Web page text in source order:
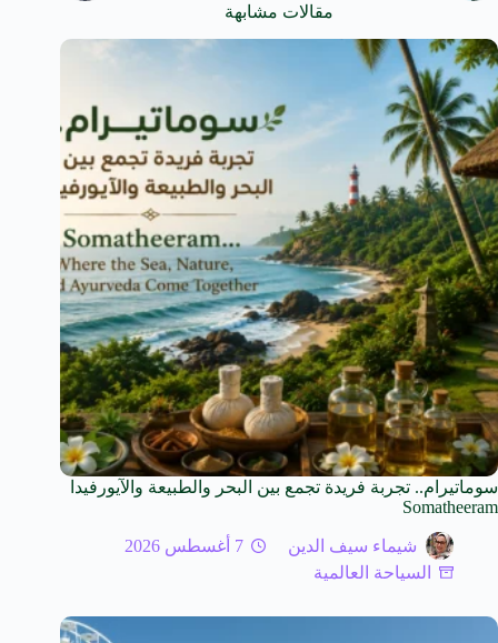
مقالات مشابهة
سوماتيرام.. تجربة فريدة تجمع بين البحر والطبيعة والآيورفيدا
Somatheeram
شيماء سيف الدين
7 أغسطس 2026
السياحة العالمية